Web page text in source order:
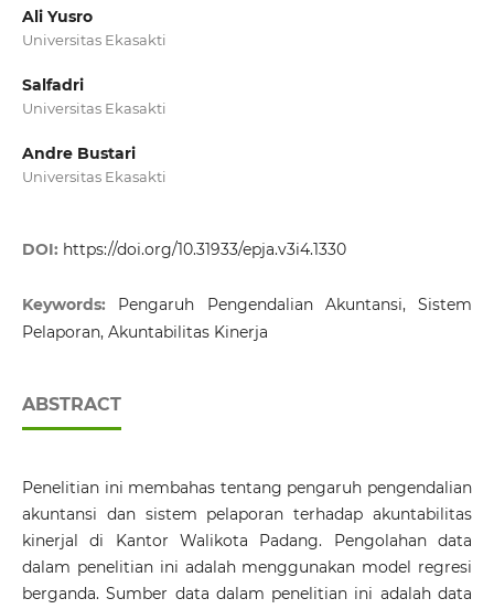
Ali Yusro
Universitas Ekasakti
Salfadri
Universitas Ekasakti
Andre Bustari
Universitas Ekasakti
DOI: https://doi.org/10.31933/epja.v3i4.1330
Keywords: Pengaruh Pengendalian Akuntansi, Sistem
Pelaporan, Akuntabilitas Kinerja
ABSTRACT
Penelitian ini membahas tentang pengaruh pengendalian
akuntansi dan sistem pelaporan terhadap akuntabilitas
kinerjal di Kantor Walikota Padang. Pengolahan data
dalam penelitian ini adalah menggunakan model regresi
berganda. Sumber data dalam penelitian ini adalah data